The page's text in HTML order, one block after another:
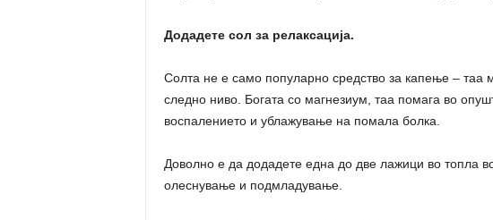
Додадете сол за релаксација.
Солта не е само популарно средство за капење – таа
следно ниво. Богата со магнезиум, таа помага во
воспалението и ублажување на помала болка.
Доволно е да додадете една до две лажици во топла
олеснување и подмладување.